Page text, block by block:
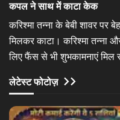
कपल ने साथ में काटा केक
करिश्मा तन्ना के बेबी शावर
मिलकर काटा। करिश्मा तन्ना
लिए फैंस से भी शुभकामनाएं मिल
लेटेस्ट फोटोज़